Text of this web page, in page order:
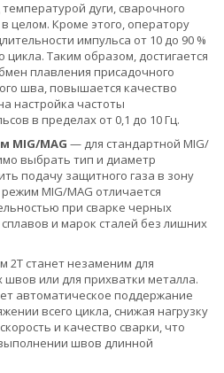
дуги, сварочного
целом. Кроме этого, оператору
импульса от 10 до 90 %
цикла. Таким образом, достигается
плавления присадочного
шва, повышается качество
настройка частоты
в пределах от 0,1 до 10 Гц.
MIG/МАG — для стандартной MIG/
выбрать тип и диаметр
подачу защитного газа в зону
режим MIG/МАG отличается
при сварке черных
и марок сталей без лишних
2Т станет незаменим для
или для прихватки металла.
автоматическое поддержание
всего цикла, снижая нагрузку
и качество сварки, что
швов длинной